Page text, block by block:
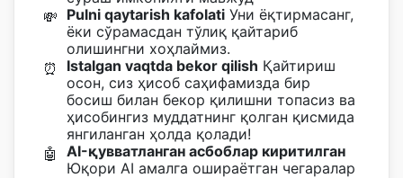
💸 Pulni qaytarish kafolati Уни ёқтирмасанг,
ёки сўрамасдан тўлиқ қайтариб
олишингни хоҳлаймиз.
⏰
Istalgan vaqtda bekor qilish Қайтириш
осон, сиз ҳисоб саҳифамизда бир
босиш билан бекор қилишни топасиз ва
ҳисобингиз муддатнинг қолган қисмида
янгиланган ҳолда қолади!
🤖
AI-қувватланган асбоблар киритилган
Юқори AI амалга ошираётган чегаралар